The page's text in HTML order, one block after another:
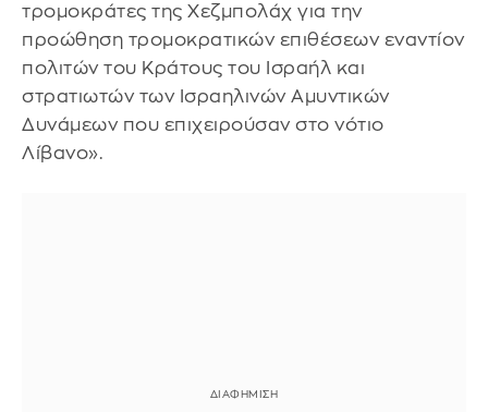
τρομοκράτες της Χεζμπολάχ για την
προώθηση τρομοκρατικών επιθέσεων εναντίον
πολιτών του Κράτους του Ισραήλ και
στρατιωτών των Ισραηλινών Αμυντικών
Δυνάμεων που επιχειρούσαν στο νότιο
Λίβανο».